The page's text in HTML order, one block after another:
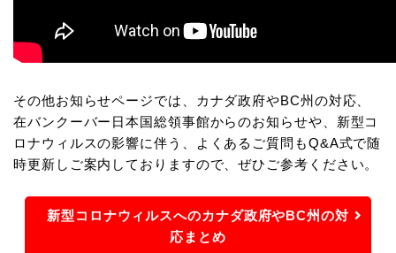
その他お知らせページでは、カナダ政府やBC州の対応、
在バンクーバー日本国総領事館からのお知らせや、新型コ
ロナウィルスの影響に伴う、よくあるご質問もQ&A式で随
時更新しご案内しておりますので、ぜひご参考ください。
新型コロナウィルスへのカナダ政府やBC州の対
応まとめ